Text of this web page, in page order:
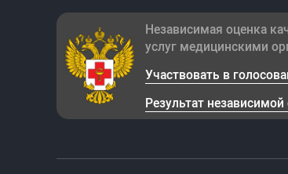
Независимая оценка
услуг медицинскими
Участвовать в
Результат